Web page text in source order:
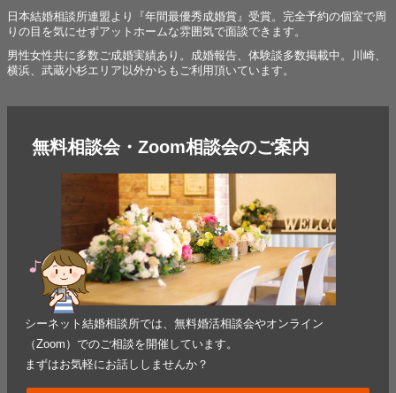
日本結婚相談所連盟より『年間最優秀成婚賞』受賞。完全予約の個室で周
りの目を気にせずアットホームな雰囲気で面談できます。
男性女性共に多数ご成婚実績あり。成婚報告、体験談多数掲載中。川崎、
横浜、武蔵小杉エリア以外からもご利用頂いています。
無料相談会・Zoom相談会のご案内
シーネット結婚相談所では、無料婚活相談会やオンライン
（Zoom）でのご相談を開催しています。
まずはお気軽にお話ししませんか？